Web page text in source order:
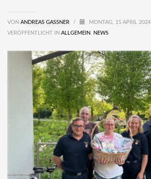
VON ANDREAS GASSNER / MONTAG, 15 APRIL 2024
VERÖFFENTLICHT IN ALLGEMEIN NEWS